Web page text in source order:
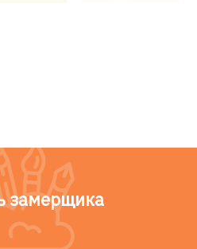
замерщика